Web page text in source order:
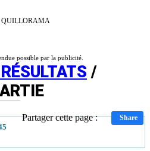
QUILLORAMA
possible par la publicité.
/
Partager cette page : Share